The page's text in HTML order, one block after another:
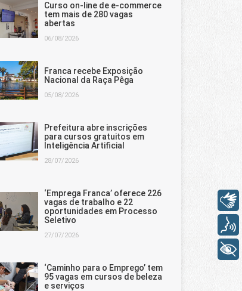
Curso on-line de e-commerce
tem mais de 280 vagas
abertas
06/08/2026
Franca recebe Exposição
Nacional da Raça Pêga
05/08/2026
Prefeitura abre inscrições
para cursos gratuitos em
Inteligência Artificial
28/07/2026
‘Emprega Franca’ oferece 226
vagas de trabalho e 22
oportunidades em Processo
Seletivo
27/07/2026
‘Caminho para o Emprego’ tem
95 vagas em cursos de beleza
e serviços